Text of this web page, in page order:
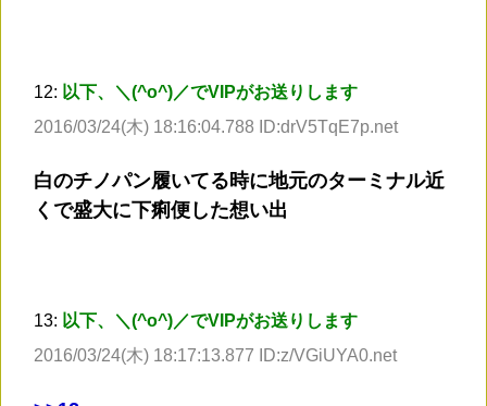
12: 以下、＼(^o^)／でVIPがお送りします
2016/03/24(木) 18:16:04.788 ID:drV5TqE7p.net
白のチノパン履いてる時に地元のターミナル近
くで盛大に下痢便した想い出
13: 以下、＼(^o^)／でVIPがお送りします
2016/03/24(木) 18:17:13.877 ID:z/VGiUYA0.net